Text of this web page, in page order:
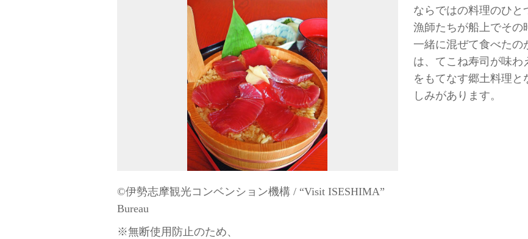
©伊勢志摩観光コンベンション機構 / “Visit ISESHIMA”
Bureau
※無断使用防止のため、
ならではの料理のひ
漁師たちが船上でその
一緒に混ぜて食べたの
は、てこね寿司が味わ
をもてなす郷土料理
しみがあります。